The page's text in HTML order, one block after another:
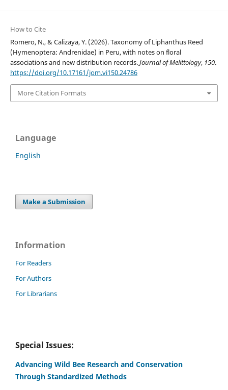
How to Cite
Romero, N., & Calizaya, Y. (2026). Taxonomy of Liphanthus Reed
(Hymenoptera: Andrenidae) in Peru, with notes on floral
associations and new distribution records.Journal of Melittology, 150.
https://doi.org/10.17161/jom.vi150.24786
More Citation Formats
Language
English
Make a Submission
Information
For Readers
For Authors
For Librarians
Special Issues:
Advancing Wild Bee Research and Conservation
Through Standardized Methods